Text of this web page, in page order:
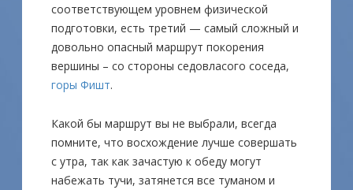
соответствующем уровнем физической
подготовки, есть третий — самый сложный и
довольно опасный маршрут покорения
вершины – со стороны седовласого соседа,
горы Фишт.
Какой бы маршрут вы не выбрали, всегда
помните, что восхождение лучше совершать
с утра, так как зачастую к обеду могут
набежать тучи, затянется все туманом и